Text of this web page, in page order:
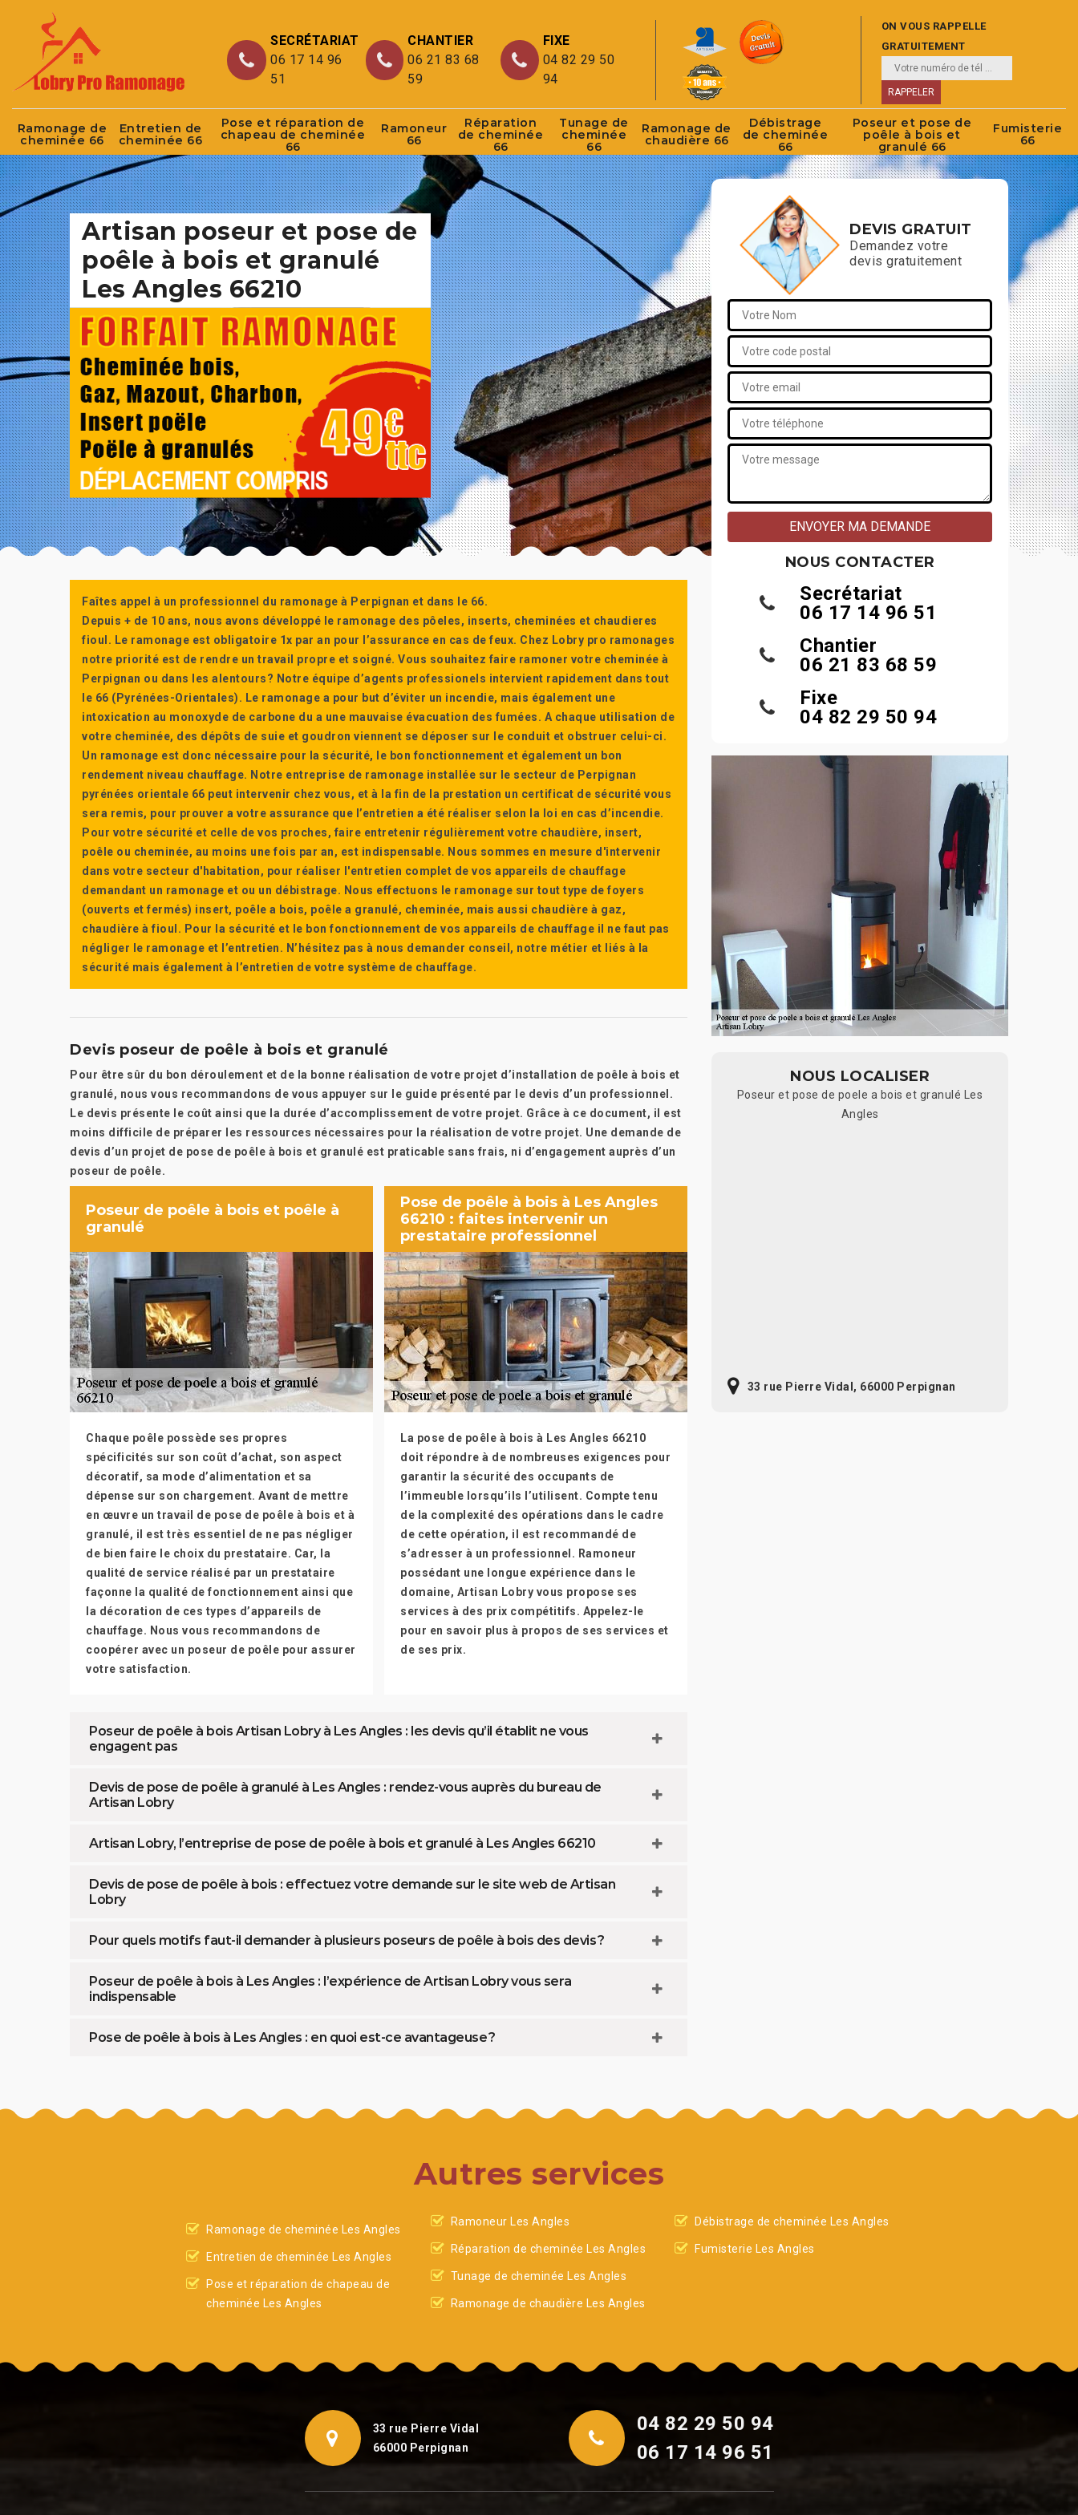
SECRÉTARIAT
06 17 14 96
51
CHANTIER
06 21 83 68
59
FIXE
04 82 29 50
94
ON VOUS RAPPELLE
GRATUITEMENT
Ramonage de
cheminée 66
Entretien de
cheminée 66
Pose et réparation de
chapeau de cheminée
66
Ramoneur
66
Réparation
de cheminée
66
Tunage de
cheminée
66
Ramonage de
chaudière 66
Débistrage
de cheminée
66
Poseur et pose de
poêle à bois et
granulé 66
Fumisterie
66
Artisan poseur et pose de
poêle à bois et granulé
Les Angles 66210
Faîtes appel à un professionnel du ramonage à Perpignan et dans le 66.
Depuis + de 10 ans, nous avons développé le ramonage des pôeles, inserts, cheminées et chaudieres
fioul. Le ramonage est obligatoire 1x par an pour l’assurance en cas de feux. Chez Lobry pro ramonages
notre priorité est de rendre un travail propre et soigné. Vous souhaitez faire ramoner votre cheminée à
Perpignan ou dans les alentours? Notre équipe d’agents professionels intervient rapidement dans tout
le 66 (Pyrénées-Orientales). Le ramonage a pour but d’éviter un incendie, mais également une
intoxication au monoxyde de carbone du a une mauvaise évacuation des fumées. A chaque utilisation de
votre cheminée, des dépôts de suie et goudron viennent se déposer sur le conduit et obstruer celui-ci.
Un ramonage est donc nécessaire pour la sécurité, le bon fonctionnement et également un bon
rendement niveau chauffage. Notre entreprise de ramonage installée sur le secteur de Perpignan
pyrénées orientale 66 peut intervenir chez vous, et à la fin de la prestation un certificat de sécurité vous
sera remis, pour prouver a votre assurance que l’entretien a été réaliser selon la loi en cas d’incendie.
Pour votre sécurité et celle de vos proches, faire entretenir régulièrement votre chaudière, insert,
poêle ou cheminée, au moins une fois par an, est indispensable. Nous sommes en mesure d'intervenir
dans votre secteur d'habitation, pour réaliser l'entretien complet de vos appareils de chauffage
demandant un ramonage et ou un débistrage. Nous effectuons le ramonage sur tout type de foyers
(ouverts et fermés) insert, poêle a bois, poêle a granulé, cheminée, mais aussi chaudière à gaz,
chaudière à fioul. Pour la sécurité et le bon fonctionnement de vos appareils de chauffage il ne faut pas
négliger le ramonage et l’entretien. N’hésitez pas à nous demander conseil, notre métier et liés à la
sécurité mais également à l’entretien de votre système de chauffage.
Devis poseur de poêle à bois et granulé
Pour être sûr du bon déroulement et de la bonne réalisation de votre projet d’installation de poêle à bois et
granulé, nous vous recommandons de vous appuyer sur le guide présenté par le devis d’un professionnel.
Le devis présente le coût ainsi que la durée d’accomplissement de votre projet. Grâce à ce document, il est
moins difficile de préparer les ressources nécessaires pour la réalisation de votre projet. Une demande de
devis d’un projet de pose de poêle à bois et granulé est praticable sans frais, ni d’engagement auprès d’un
poseur de poêle.
Poseur de poêle à bois et poêle à
granulé
Chaque poêle possède ses propres
spécificités sur son coût d’achat, son aspect
décoratif, sa mode d’alimentation et sa
dépense sur son chargement. Avant de mettre
en œuvre un travail de pose de poêle à bois et à
granulé, il est très essentiel de ne pas négliger
de bien faire le choix du prestataire. Car, la
qualité de service réalisé par un prestataire
façonne la qualité de fonctionnement ainsi que
la décoration de ces types d’appareils de
chauffage. Nous vous recommandons de
coopérer avec un poseur de poêle pour assurer
votre satisfaction.
Pose de poêle à bois à Les Angles
66210 : faites intervenir un
prestataire professionnel
La pose de poêle à bois à Les Angles 66210
doit répondre à de nombreuses exigences pour
garantir la sécurité des occupants de
l’immeuble lorsqu’ils l’utilisent. Compte tenu
de la complexité des opérations dans le cadre
de cette opération, il est recommandé de
s’adresser à un professionnel. Ramoneur
possédant une longue expérience dans le
domaine, Artisan Lobry vous propose ses
services à des prix compétitifs. Appelez-le
pour en savoir plus à propos de ses services et
de ses prix.
Poseur de poêle à bois Artisan Lobry à Les Angles : les devis qu’il établit ne vous
engagent pas
Devis de pose de poêle à granulé à Les Angles : rendez-vous auprès du bureau de
Artisan Lobry
Artisan Lobry, l’entreprise de pose de poêle à bois et granulé à Les Angles 66210
Devis de pose de poêle à bois : effectuez votre demande sur le site web de Artisan
Lobry
Pour quels motifs faut-il demander à plusieurs poseurs de poêle à bois des devis ?
Poseur de poêle à bois à Les Angles : l’expérience de Artisan Lobry vous sera
indispensable
Pose de poêle à bois à Les Angles : en quoi est-ce avantageuse ?
DEVIS GRATUIT
Demandez votre
devis gratuitement
NOUS CONTACTER
Secrétariat
06 17 14 96 51
Chantier
06 21 83 68 59
Fixe
04 82 29 50 94
NOUS LOCALISER
Poseur et pose de poele a bois et granulé Les
Angles
33 rue Pierre Vidal, 66000 Perpignan
Autres services
Ramonage de cheminée Les Angles
Entretien de cheminée Les Angles
Pose et réparation de chapeau de
cheminée Les Angles
Ramoneur Les Angles
Réparation de cheminée Les Angles
Tunage de cheminée Les Angles
Ramonage de chaudière Les Angles
Débistrage de cheminée Les Angles
Fumisterie Les Angles
33 rue Pierre Vidal
66000 Perpignan
04 82 29 50 94
06 17 14 96 51